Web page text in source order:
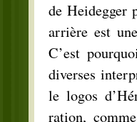
de Heidegger
arrière est
C’est
diverses
le logos
ration,